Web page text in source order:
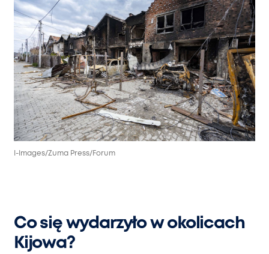
I-Images/Zuma Press/Forum
Co się wydarzyło w okolicach
Kijowa?